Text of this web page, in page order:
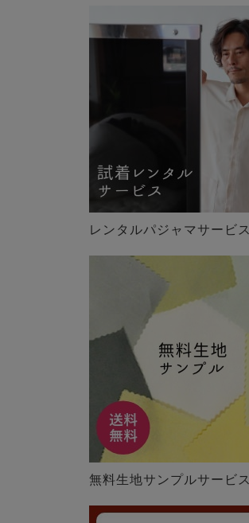
レンタルパジャマサービス
無料生地サンプルサービス